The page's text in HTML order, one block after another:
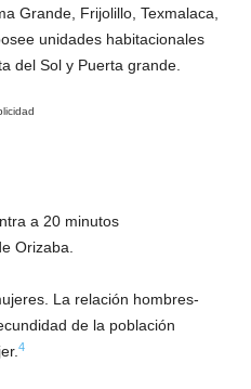
Grande, Frijolillo, Texmalaca,
unidades habitacionales
del Sol y Puerta grande.
a 20 minutos
Orizaba.
La relación hombres-
de la población
4